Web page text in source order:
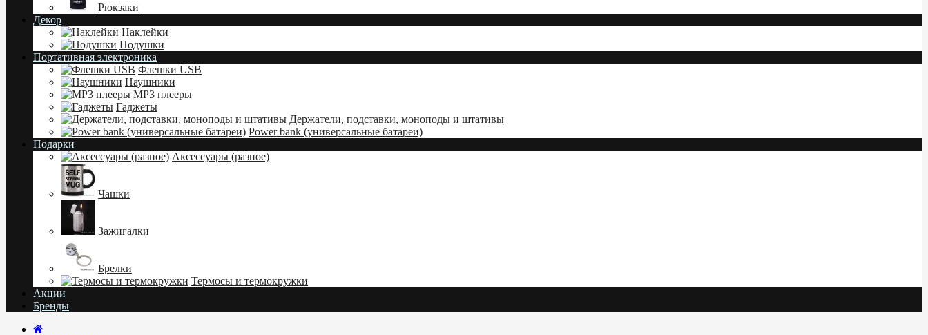
Рюкзаки
Декор
Наклейки
Подушки
Портативная электроника
Флешки USB
Наушники
MP3 плееры
Гаджеты
Держатели, подставки, моноподы и штативы
Power bank (универсальные батареи)
Подарки
Аксессуары (разное)
Чашки
Зажигалки
Брелки
Термосы и термокружки
Акции
Бренды